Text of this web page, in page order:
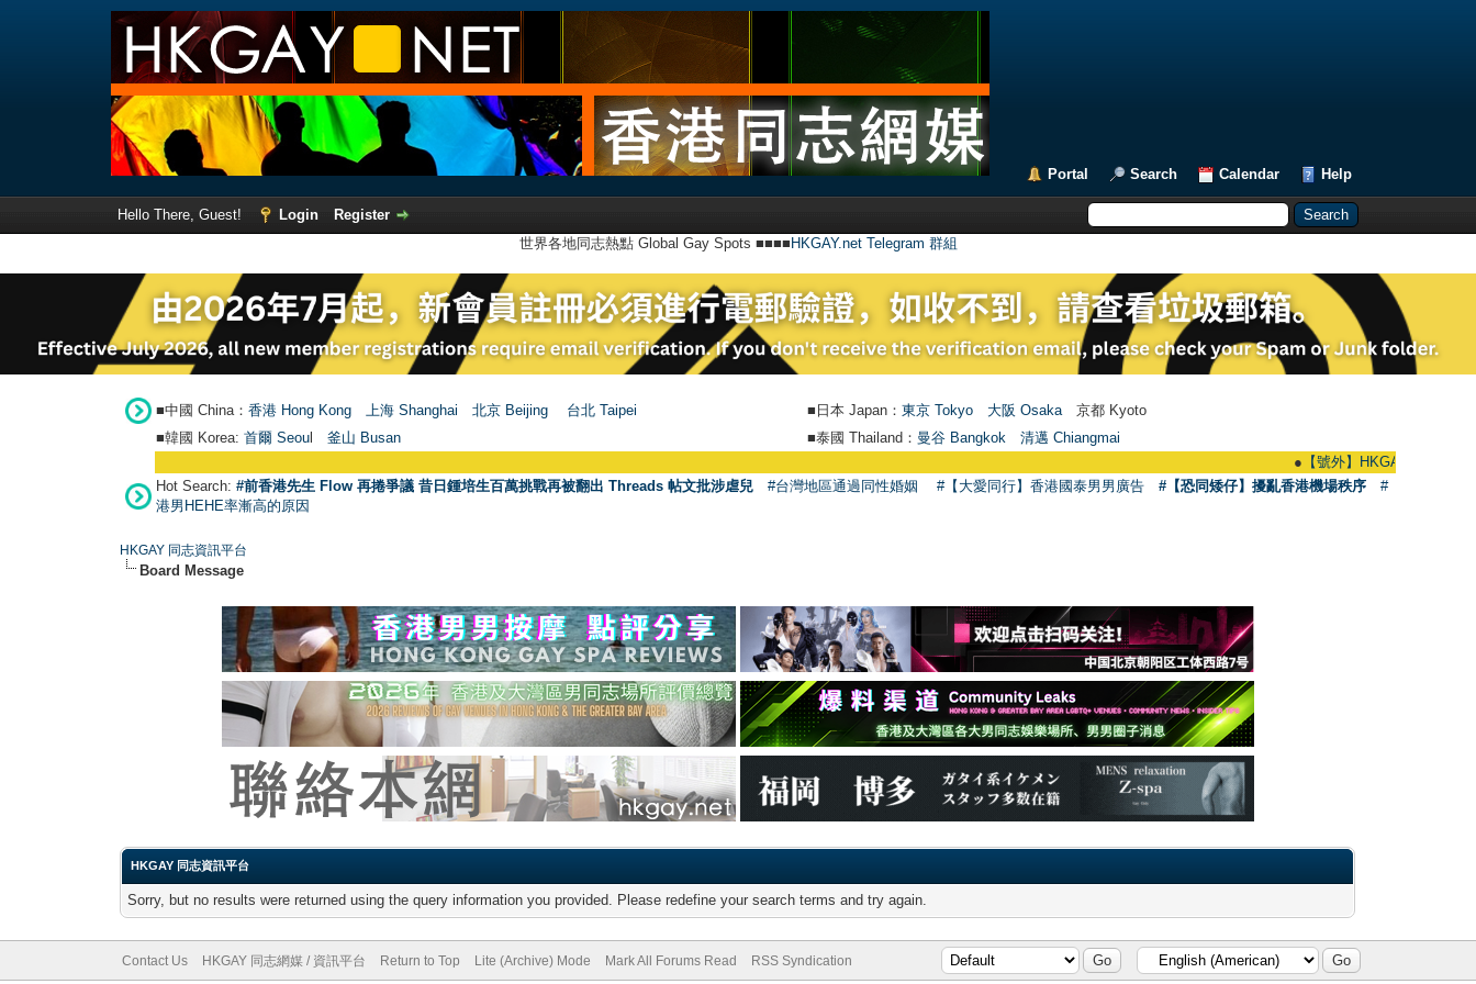
Portal Search Calendar Help
Hello There, Guest! Login
Register
世界各地同志熱點 Global Gay Spots ■■■■ HKGAY.net Telegram 群組
■中國 China： 香港 Hong Kong 上海 Shanghai 北京 Beijing 台北 Taipei ■日本 Japan： 東京 Tokyo 大阪 Osaka 京都 Kyoto
■韓國 Korea: 首爾 Seou 釜山 Busan ■泰國 Thailand： 曼谷 Bangkok
清邁 Chiangmai
【號外】HKGAY.net已啟動
Hot Search: #前香港先生 Flow 再捲爭議 昔日鍾培生百萬挑戰再被翻出 Threads 帖文批涉虐兒 #台灣地區通過同性婚姻 #【大愛同行】香港國泰男男廣告 #【恐同矮仔】擾亂香港機場秩序
#
港男HEHE率漸高的原因
HKGAY 同志資訊平台
Board Message
HKGAY 同志資訊平台
Sorry, but no results were returned using the query information you provided. Please redefine your search terms and try again.
Contact Us HKGAY 同志網媒 / 資訊平台 Return to Top Lite (Archive) Mode Mark All Forums Read RSS Syndication